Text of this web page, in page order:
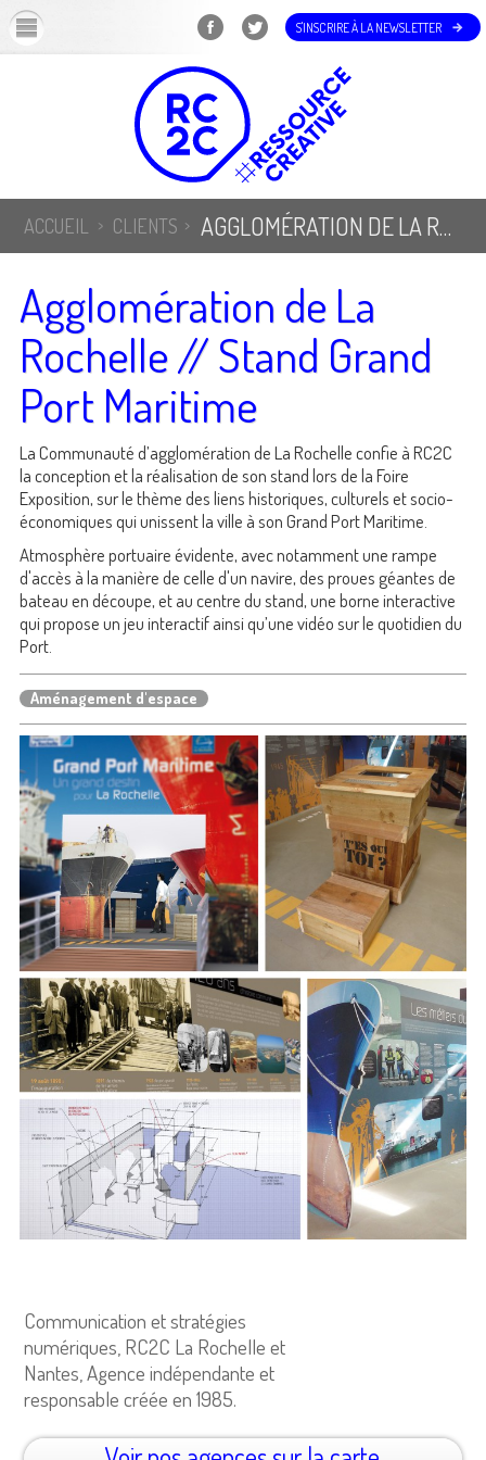
S'INSCRIRE À LA NEWSLETTER
ACCUEIL CLIENTS AGGLOMÉRATION DE LA ROCHELLE // STAND GRAND PORT MARITIME
Agglomération de La
Rochelle // Stand Grand
Port Maritime
La Communauté d’agglomération de La Rochelle confie à RC2C
la conception et la réalisation de son stand lors de la Foire
Exposition, sur le thème des liens historiques, culturels et socio-
économiques qui unissent la ville à son Grand Port Maritime.
Atmosphère portuaire évidente, avec notamment une rampe
d'accès à la manière de celle d'un navire, des proues géantes de
bateau en découpe, et au centre du stand, une borne interactive
qui propose un jeu interactif ainsi qu’une vidéo sur le quotidien du
Port.
Aménagement d'espace
Communication et stratégies
numériques, RC2C La Rochelle et
Nantes, Agence indépendante et
responsable créée en 1985.